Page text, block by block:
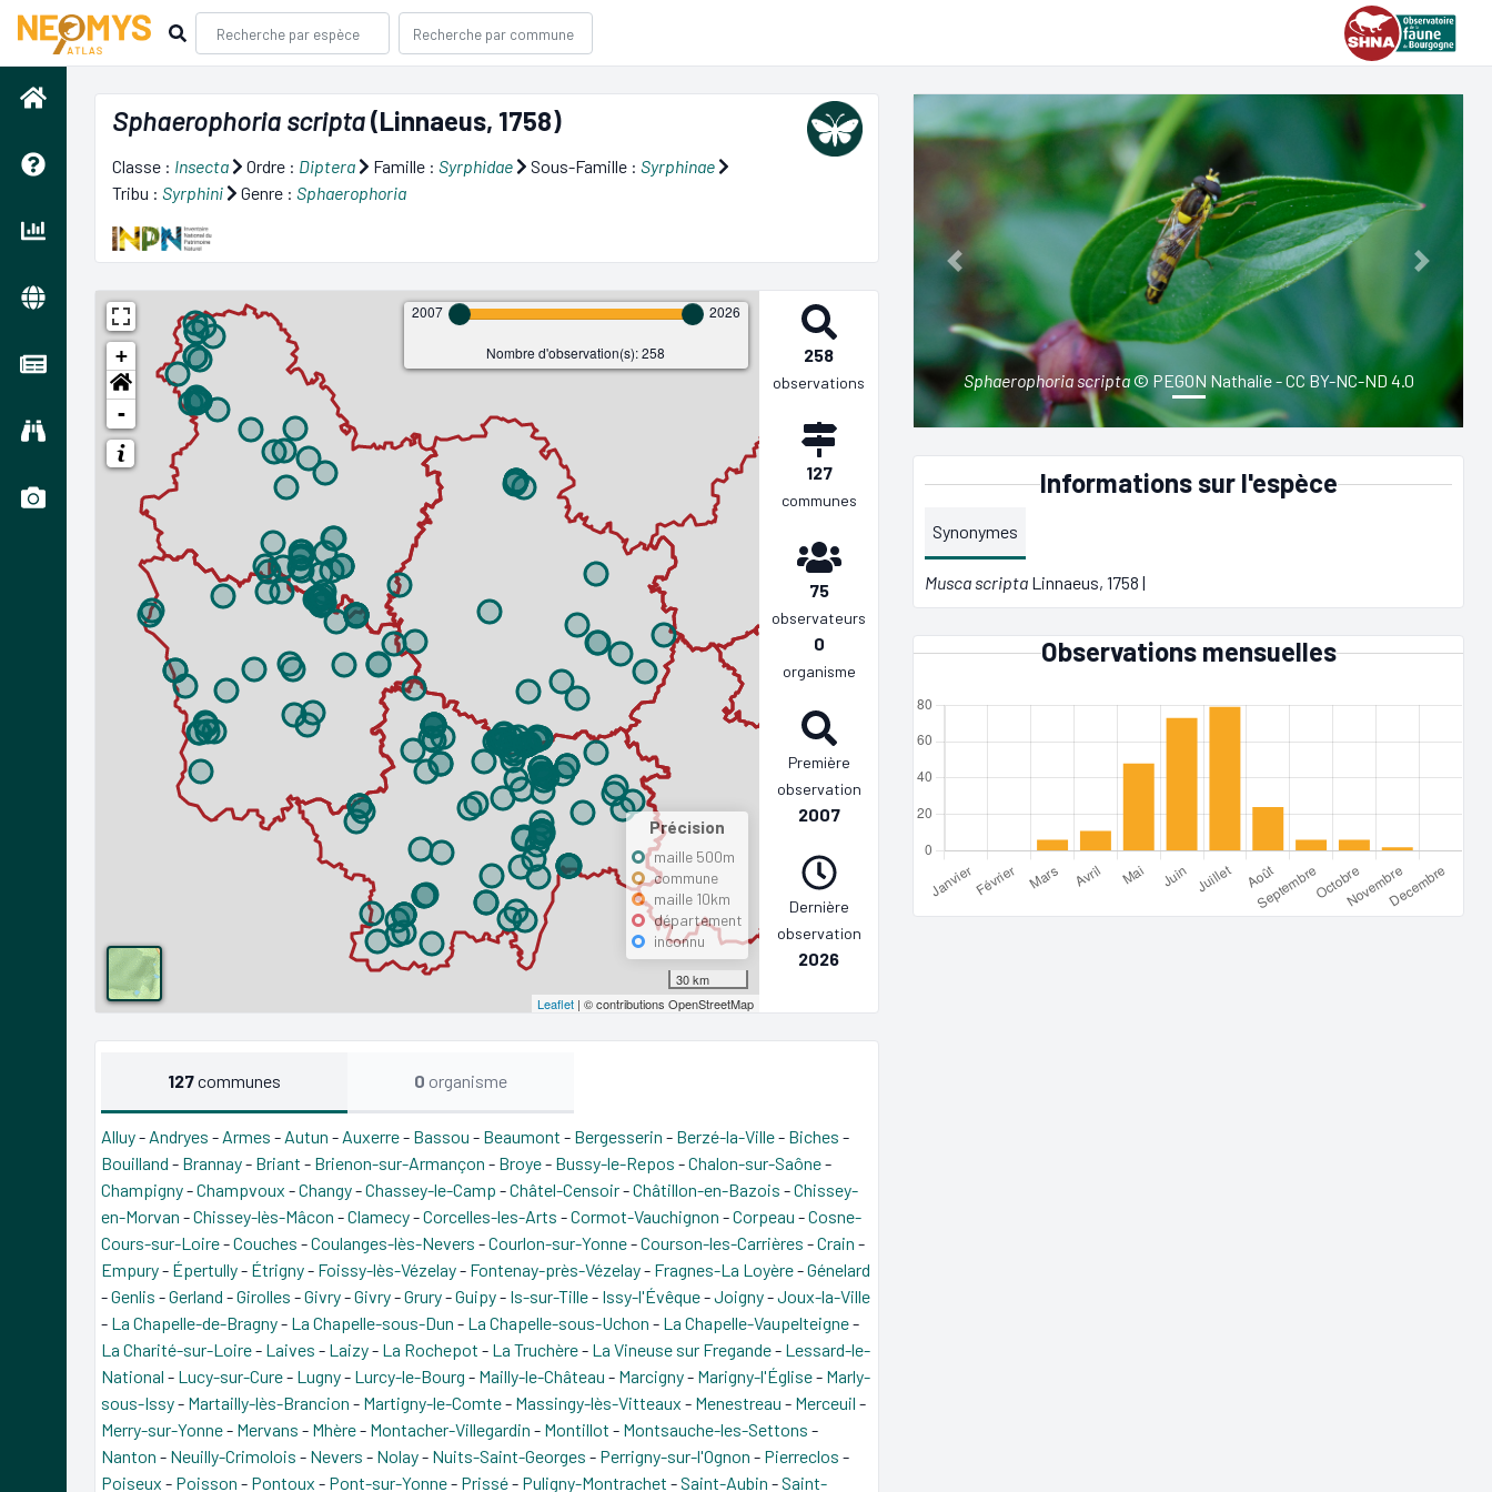
Sphaerophoria scripta(Linnaeus, 1758)
Classe : Insecta Ordre : Diptera Famille : Syrphidae Sous-Famille : Syrphinae
Tribu : Syrphini Genre : Sphaerophoria
+
-
2007 2026
Nombre d'observation(s): 258
Précision
maille 500m
commune
maille 10km
département
inconnu
30 km
Leaflet| © contributions OpenStreetMap
258
observations
127
communes
75
observateurs
0
organisme
Première
observation
2007
Dernière
observation
2026
127communes 0 organisme
Alluy- Andryes - Armes - Autun - Auxerre- Bassou - Beaumont - Bergesserin - Berzé-la-Ville- Biches -
Bouilland - Brannay- Briant - Brienon-sur-Armançon - Broye- Bussy-le-Repos -Chalon-sur-Saône-
Champigny-Champvoux -Changy-Chassey-le-Camp -Châtel-Censoir-Châtillon-en-Bazois -Chissey-
en-Morvan -Chissey-lès-Mâcon -Clamecy-Corcelles-les-Arts -Cormot-Vauchignon -Corpeau -Cosne-
Cours-sur-Loire-Couches -Coulanges-lès-Nevers -Courlon-sur-Yonne-Courson-les-Carrières -Crain -
Empury- Épertully- Étrigny- Foissy-lès-Vézelay- Fontenay-près-Vézelay- Fragnes-La Loyère-Génelard
-Genlis -Gerland -Girolles -Givry-Givry-Grury-Guipy- Is-sur-Tille- Issy-l'Évêque-Joigny-Joux-la-Ville
- La Chapelle-de-Bragny- La Chapelle-sous-Dun - La Chapelle-sous-Uchon - La Chapelle-Vaupelteigne-
La Charité-sur-Loire- Laives - Laizy- La Rochepot - La Truchère- La Vineuse sur Fregande- Lessard-le-
National - Lucy-sur-Cure- Lugny- Lurcy-le-Bourg - Mailly-le-Château - Marcigny- Marigny-l'Église- Marly-
sous-Issy- Martailly-lès-Brancion - Martigny-le-Comte- Massingy-lès-Vitteaux - Menestreau - Merceuil -
Merry-sur-Yonne- Mervans - Mhère- Montacher-Villegardin - Montillot - Montsauche-les-Settons -
Nanton - Neuilly-Crimolois - Nevers - Nolay- Nuits-Saint-Georges - Perrigny-sur-l'Ognon - Pierreclos -
Poiseux - Poisson - Pontoux - Pont-sur-Yonne- Prissé- Puligny-Montrachet -Saint-Aubin -Saint-
Sphaerophoria scripta© PEGON Nathalie - CC BY-NC-ND 4.0
Previous Next
Informations sur l'espèce
Synonymes
Musca scripta Linnaeus, 1758 |
Observations mensuelles